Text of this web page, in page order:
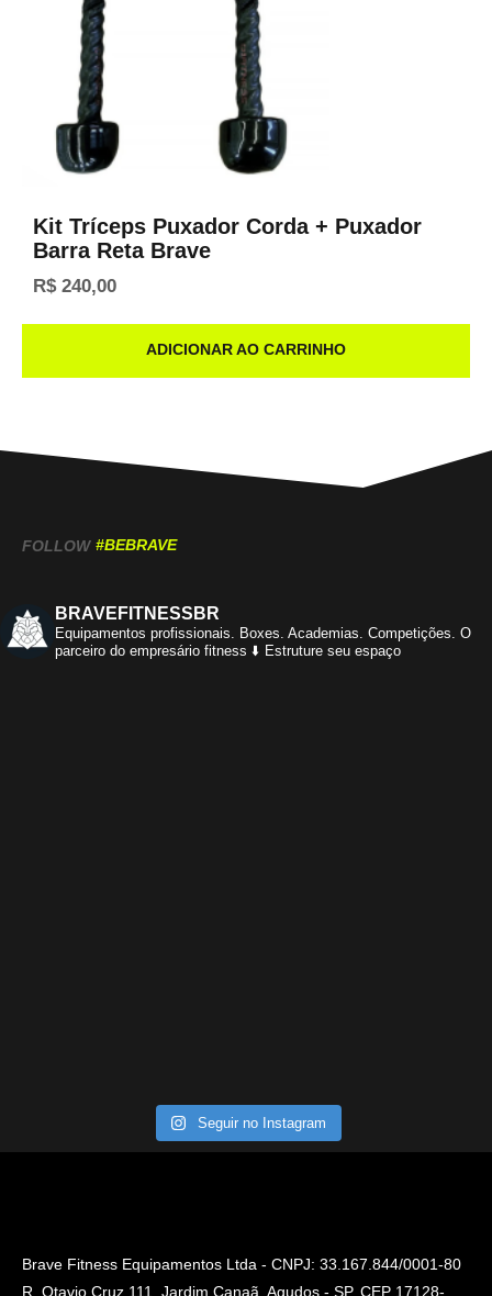
Kit Tríceps Puxador Corda + Puxador
Barra Reta Brave
R$240,00
ADICIONAR AO CARRINHO
FOLLOW #BEBRAVE
BRAVEFITNESSBR
Equipamentos profissionais. Boxes. Academias. Competições. O
parceiro do empresário fitness ⬇️ Estruture seu espaço
Seguir no Instagram
Brave Fitness Equipamentos Ltda - CNPJ: 33.167.844/0001-80
R. Otavio Cruz 111, Jardim Canaã, Agudos - SP, CEP 17128-